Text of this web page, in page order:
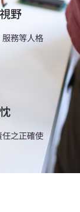
野
務等人格
之正確使